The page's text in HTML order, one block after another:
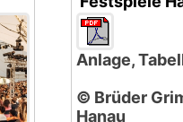
Anlage,
© Brüder
Hanau